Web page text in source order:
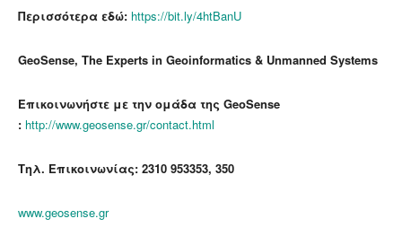
Περισσότερα εδώ: https://bit.ly/4htBanU
GeoSense, The Experts in Geoinformatics & Unmanned Systems
Επικοινωνήστε με την ομάδα της GeoSense
: http://www.geosense.gr/contact.html
Τηλ. Επικοινωνίας: 2310 953353, 350
www.geosense.gr